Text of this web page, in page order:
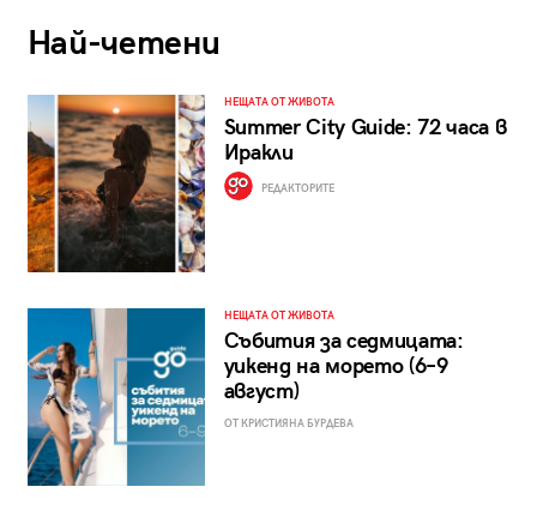
Най-четени
НЕЩАТА ОТ ЖИВОТА
Summer City Guide: 72 часа в
Иракли
РЕДАКТОРИТЕ
НЕЩАТА ОТ ЖИВОТА
Събития за седмицата:
уикенд на морето (6–9
август)
ОТ КРИСТИЯНА БУРДЕВА